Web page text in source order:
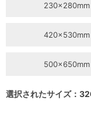
230×280mm
420×530mm
500×650mm
選択されたサイズ：